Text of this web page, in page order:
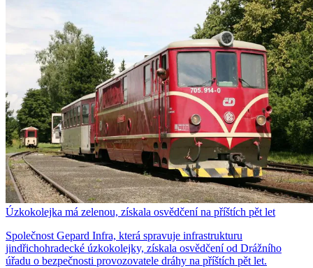
Úzkokolejka má zelenou, získala osvědčení na příštích pět let
Společnost Gepard Infra, která spravuje infrastrukturu
jindřichohradecké úzkokolejky, získala osvědčení od Drážního
úřadu o bezpečnosti provozovatele dráhy na příštích pět let.